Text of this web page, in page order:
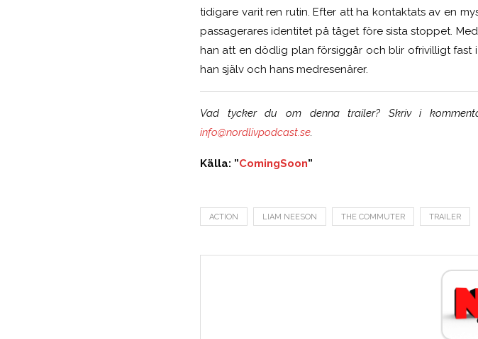
tidigare varit ren rutin. Efter att ha kontaktats av en
passagerares identitet på tåget före sista stoppet.
han att en dödlig plan försiggår och blir ofrivilligt fast
han själv och hans medresenärer.
Vad tycker du om denna trailer? Skriv i
info@nordlivpodcast.se.
Källa: ”ComingSoon”
ACTION LIAM NEESON THE COMMUTER TRAILER